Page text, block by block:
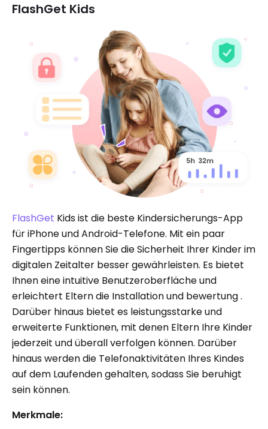
FlashGet Kids
FlashGet Kids ist die beste Kindersicherungs-App
für iPhone und Android-Telefone. Mit ein paar
Fingertipps können Sie die Sicherheit Ihrer Kinder im
digitalen Zeitalter besser gewährleisten. Es bietet
Ihnen eine intuitive Benutzeroberfläche und
erleichtert Eltern die Installation und bewertung .
Darüber hinaus bietet es leistungsstarke und
erweiterte Funktionen, mit denen Eltern Ihre Kinder
jederzeit und überall verfolgen können. Darüber
hinaus werden die Telefonaktivitäten Ihres Kindes
auf dem Laufenden gehalten, sodass Sie beruhigt
sein können.
Merkmale: